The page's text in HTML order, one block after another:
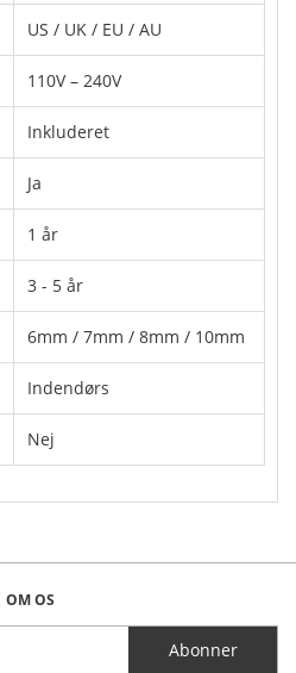
US / UK / EU / AU
110V – 240V
Inkluderet
Ja
1 år
3 - 5 år
6mm / 7mm / 8mm / 10mm
Indendørs
Nej
OM OS